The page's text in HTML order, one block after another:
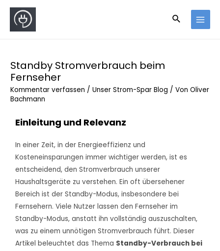
Standby Stromverbrauch beim
Fernseher
Kommentar verfassen /Unser Strom-Spar Blog / VonOliver
Bachmann
Einleitung und Relevanz
In einer Zeit, in der Energieeffizienz und
Kosteneinsparungen immer wichtiger werden, ist es
entscheidend, den Stromverbrauch unserer
Haushaltsgeräte zu verstehen. Ein oft übersehener
Bereich ist der Standby-Modus, insbesondere bei
Fernsehern. Viele Nutzer lassen den Fernseher im
Standby-Modus, anstatt ihn vollständig auszuschalten,
was zu einem unnötigen Stromverbrauch führt. Dieser
Artikel beleuchtet das Thema Standby-Verbrauch bei